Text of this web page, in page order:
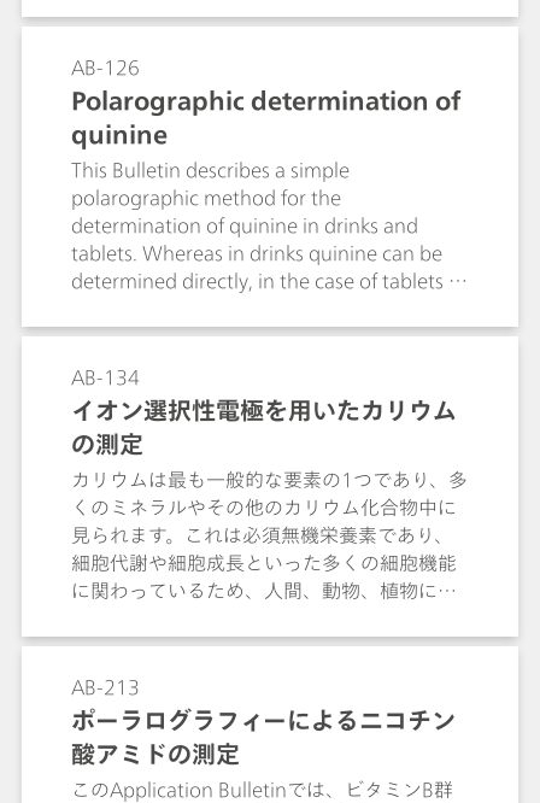
の限界を克服するものです。
AB-126
Polarographic determination of
quinine
This Bulletin describes a simple
polarographic method for the
determination of quinine in drinks and
tablets. Whereas in drinks quinine can be
determined directly, in the case of tablets it
quantification is 0.2 mg/L or 4 μg/tablet.
AB-134
イオン選択性電極を用いたカリウム
の測定
カリウムは最も一般的な要素の1つであり、多
くのミネラルやその他のカリウム化合物中に
見られます。これは必須無機栄養素であり、
細胞代謝や細胞成長といった多くの細胞機能
に関わっているため、人間、動物、植物に重
ムの欠乏、または大量摂取により引き起こさ
リウム含有量を明示できるようにすることは
重要です。この文書では、イオン選択性電極
を用いた炎光光度メソッドおよび直接測定、
または標準添加技術に対する代替法について
AB-213
ポーラログラフィーによるニコチン
酸アミドの測定
このApplication Bulletinでは、ビタミンB群